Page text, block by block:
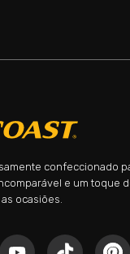
confeccionado
e um toque
ocasiões.